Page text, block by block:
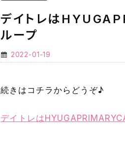
デイトレは
ループ
2022-01-19
続きはコチラからどうぞ♪
デイトレは